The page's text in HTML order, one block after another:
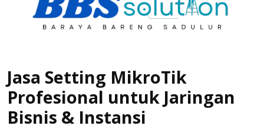
Jasa Setting MikroTik
Profesional untuk Jaringan
Bisnis & Instansi